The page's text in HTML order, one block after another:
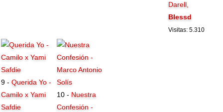
Darell,
Blessd
Visitas: 5.310
9 -Querida Yo -
Camilo x Yami
Safdie
10 - Nuestra
Confesión -